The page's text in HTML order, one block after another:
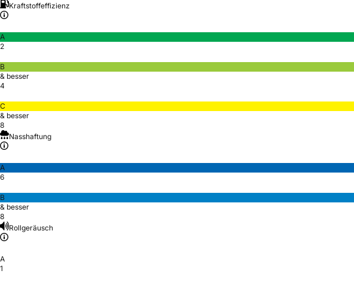
Kraftstoffeffizienz
A
2
B
& besser
4
C
& besser
8
Nasshaftung
A
6
B
& besser
8
Rollgeräusch
A
1